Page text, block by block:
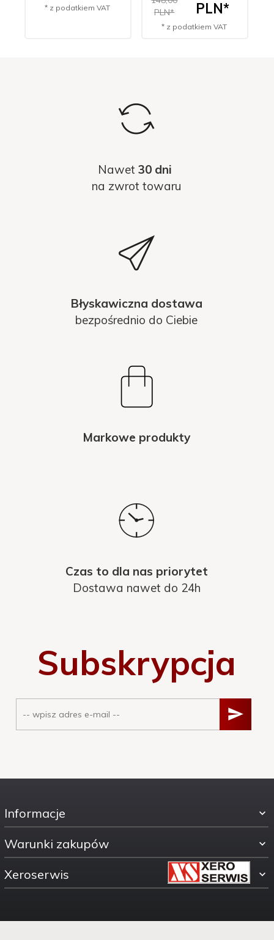
* z podatkiem VAT
PLN*
PLN*
* z podatkiem VAT
Nawet 30 dni
na zwrot towaru
Błyskawiczna dostawa
bezpośrednio do Ciebie
Markowe produkty
Czas to dla nas priorytet
Dostawa nawet do 24h
Subskrypcja
Informacje
Warunki zakupów
Xeroserwis